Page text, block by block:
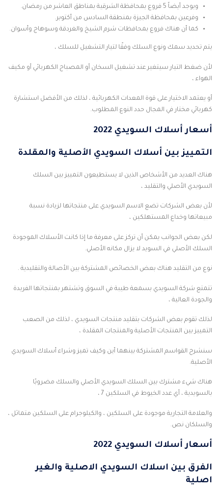
ويوجد أيضاً 5 فروع بمحافظة الشرقية بمناطق العاشر من رمضان.
وفرعين بمحافظة الجيزة بمنطقة السادس من أكتوبر.
كما أن هناك فروع بمحافظات شرم الشيخ والغردقة وسوهاج وأسوان.
يتم تحديد سمك ونوع السلك وفقًا لتيار التشغيل للسلك ،
لأن ضغط التيار سيتغير عند تشغيل السخان أو المصباح الكهربائي أو مكيف
الهواء ،
أو يعتمد الاختيار على قوة المعدات الكهربائية ، لذلك من الأفضل استشارة
كهربائي مختار في المجال حدد النوع المطلوب.
أسعار أسلاك السويدي 2022
التمييز بين أسلاك السويدي الأصلية والمقلدة
هناك العديد من الأشخاص الذين لا يستطيعون التمييز بين السلك
السويدي الأصلي والتقليد ،
لأن بعض الشركات تضع الاسم السويدي على منتجاتها لزيادة نسبة
مبيعاتها وخداع المستهلكين ،
لكن بعض الجوانب يمكن أن تركز على معرفة ما إذا كانت الأسلاك الموجودة
السلك الأصلي في السويد لا يزال مكانه الأصلي.
نوع من التقليد هناك بعض الخصائص المشتركة بين الأصالة والتقليدية .
تتمتع شركة السويدي بسمعة طيبة في السوق وتشتهر بمنتجاتها الفريدة
والجودة العالية ،
لذلك تقوم بعض الشركات بتقليد منتجات السويدي ، لذلك من الصعب
التمييز بين المنتجات الأصلية والمنتجات المقلدة ،
سنشرح القواسم المشتركة بينهما أين وكيف تميز وشراء أسلاك السويدي
الأصلية.
هناك شيء مشترك بين السلك السويدي الأصلي والسلك مضروبًا
بالسويدية ، أي عدد الخيوط في السلكين 7 ،
والعلامة التجارية موجودة على السلكين ، والكيلوجرام على السلكين متماثل ،
والسلكان نص.
أسعار أسلاك السويدي 2022
الفرق بين اسلاك السويدي الاصلية والغير
اصلية